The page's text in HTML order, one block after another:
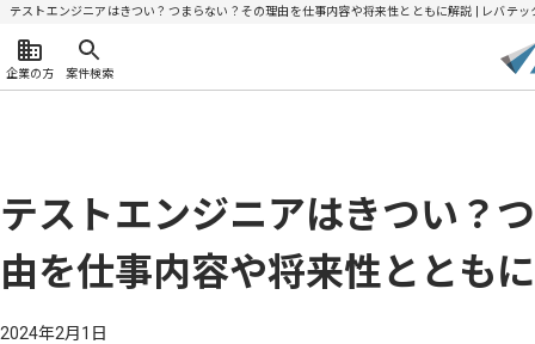
テストエンジニアはきつい？つまらない？その理由を仕事内容や将来性とともに解説 | レバテッ
企業の方 案件検索
テストエンジニアはきつい？
由を仕事内容や将来性ととも
2024年2月1日